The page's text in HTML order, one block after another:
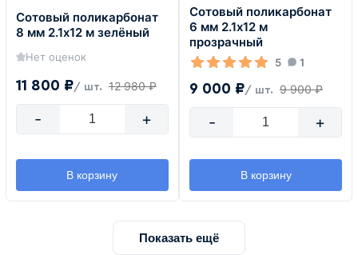
Сотовый поликарбонат
8 мм 2.1х12 м зелёный
Нет оценок
11 800 ₽/ шт. 12 980 ₽
- +
В корзину
Сотовый поликарбонат
6 мм 2.1х12 м
прозрачный
5 1
9 000 ₽/ шт. 9 900 ₽
- +
В корзину
Показать ещё